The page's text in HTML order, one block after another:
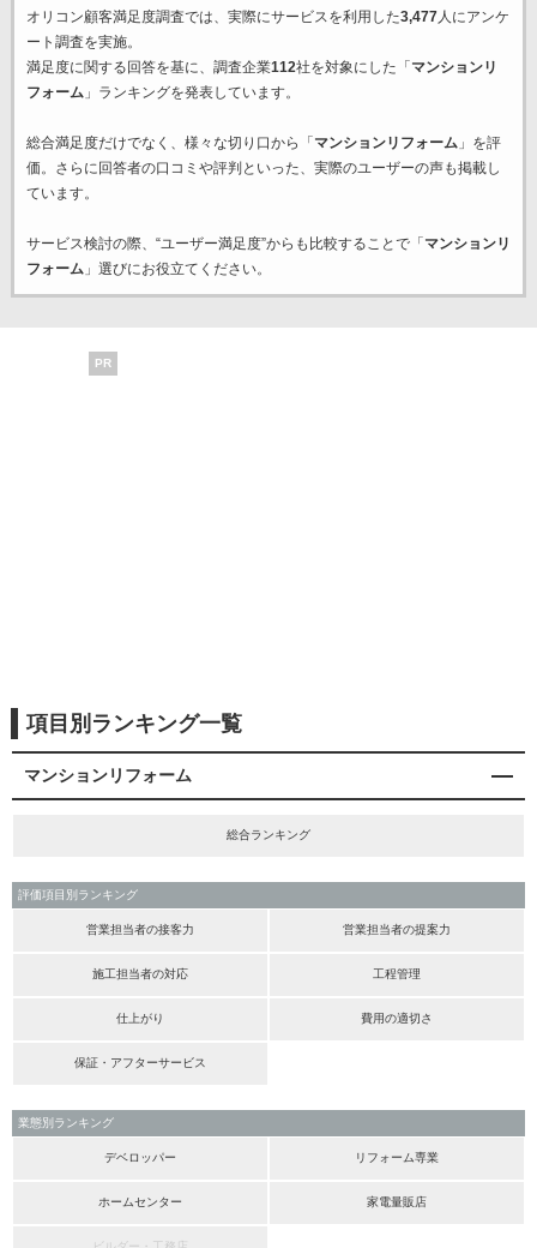
オリコン顧客満足度調査では、実際にサービスを利用した3,477人にアンケ
ート調査を実施。
満足度に関する回答を基に、調査企業112社を対象にした「 マンションリ
フォーム」ランキングを発表しています。
総合満足度だけでなく、様々な切り口から「 マンションリフォーム」を評
価。さらに回答者の口コミや評判といった、実際のユーザーの声も掲載し
ています。
サービス検討の際、“ユーザー満足度”からも比較することで「 マンションリ
フォーム」選びにお役立てください。
PR
項目別ランキング一覧
マンションリフォーム
総合ランキング
評価項目別ランキング
営業担当者の接客力 営業担当者の提案力
施工担当者の対応 工程管理
仕上がり 費用の適切さ
保証・アフターサービス
業態別ランキング
デベロッパー リフォーム専業
ホームセンター 家電量販店